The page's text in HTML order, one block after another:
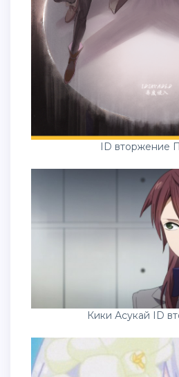
ID вторжение
Кики Асукай ID